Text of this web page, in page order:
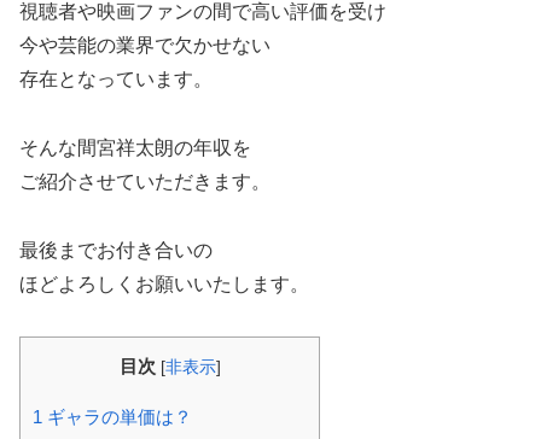
視聴者や映画ファンの間で高い評価を受け
今や芸能の業界で欠かせない
存在となっています。
そんな間宮祥太朗の年収を
ご紹介させていただきます。
最後までお付き合いの
ほどよろしくお願いいたします。
目次 [非表示]
1 ギャラの単価は？